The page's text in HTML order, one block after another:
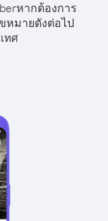
หากต้องการ
หมายดังต่อไป
ทศ